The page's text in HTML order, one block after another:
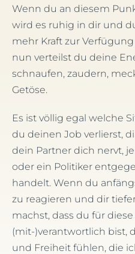
Wenn du an diesem
wird es ruhig in dir und
mehr Kraft zur
nun verteilst du deine
schnaufen, zaudern,
Getöse.
Es ist völlig egal welche
du deinen Job verlierst,
dein Partner dich nervt,
oder ein Politiker
handelt. Wenn du
zu reagieren und dir
machst, dass du für
(mit-)verantwortlich bist,
und Freiheit fühlen, die